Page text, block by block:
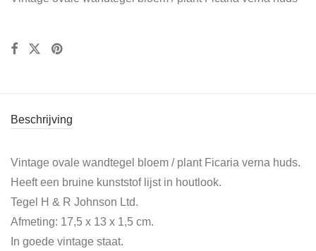
Beschrijving
Vintage ovale wandtegel bloem / plant Ficaria verna huds.
Heeft een bruine kunststof lijst in houtlook.
Tegel H & R Johnson Ltd.
Afmeting: 17,5 x 13 x 1,5 cm.
In goede vintage staat.